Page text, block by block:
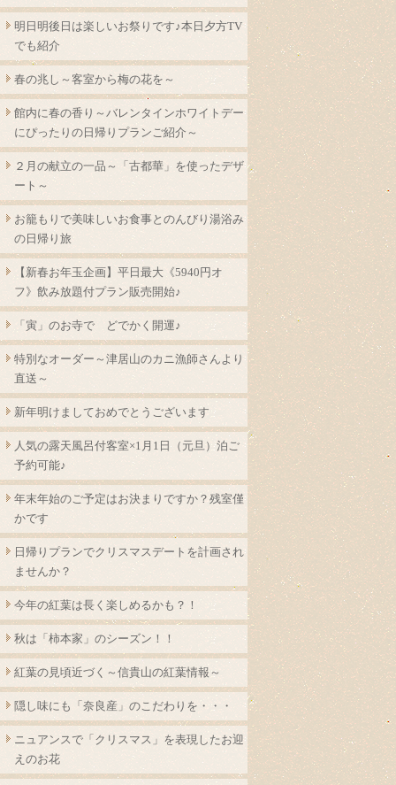
明日明後日は楽しいお祭りです♪本日夕方TV
でも紹介
春の兆し～客室から梅の花を～
館内に春の香り～バレンタインホワイトデー
にぴったりの日帰りプランご紹介～
２月の献立の一品～「古都華」を使ったデザ
ート～
お籠もりで美味しいお食事とのんびり湯浴み
の日帰り旅
【新春お年玉企画】平日最大《5940円オ
フ》飲み放題付プラン販売開始♪
「寅」のお寺で どでかく開運♪
特別なオーダー～津居山のカニ漁師さんより
直送～
新年明けましておめでとうございます
人気の露天風呂付客室×1月1日（元旦）泊ご
予約可能♪
年末年始のご予定はお決まりですか？残室僅
かです
日帰りプランでクリスマスデートを計画され
ませんか？
今年の紅葉は長く楽しめるかも？！
秋は「柿本家」のシーズン！！
紅葉の見頃近づく～信貴山の紅葉情報～
隠し味にも「奈良産」のこだわりを・・・
ニュアンスで「クリスマス」を表現したお迎
えのお花